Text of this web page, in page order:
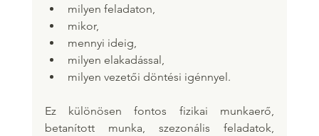
milyen feladaton,
mikor,
mennyi ideig,
milyen elakadással,
milyen vezetői döntési igénnyel.
Ez különösen fontos fizikai munkaerő,
betanított munka, szezonális feladatok,